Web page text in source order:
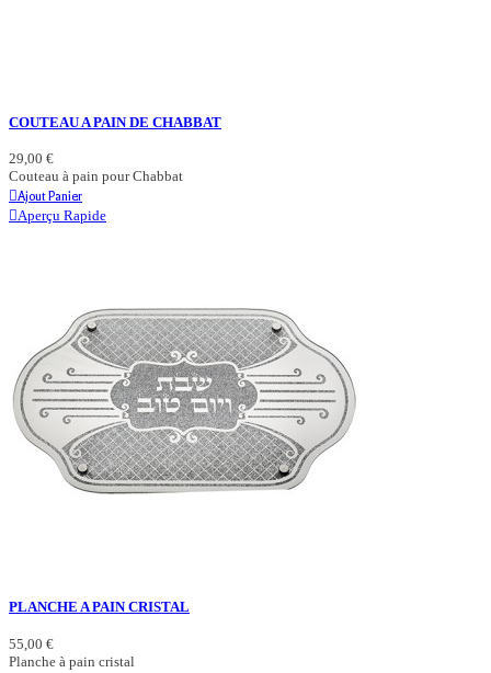
COUTEAU A PAIN DE CHABBAT
29,00 €
Couteau à pain pour Chabbat
Ajout Panier
Aperçu Rapide
PLANCHE A PAIN CRISTAL
55,00 €
Planche à pain cristal